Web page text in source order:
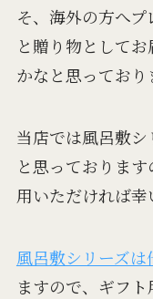
そ、海外の方へ
と贈り物として
かなと思っており
当店では風呂敷
と思っておりま
用いただければ幸
風呂敷シリーズ
ますので、ギフ